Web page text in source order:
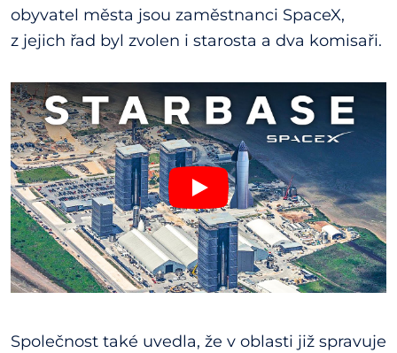
obyvatel města jsou zaměstnanci SpaceX,
z jejich řad byl zvolen i starosta a dva komisaři.
Společnost také uvedla, že v oblasti již spravuje